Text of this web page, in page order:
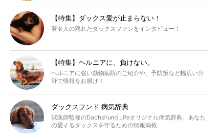
【特集】ダックス愛が止まらない！
著名人の隠れたダックスファンをインタビュー！
【特集】ヘルニアに、負けない。
ヘルニアに強い動物病院のご紹介や、予防策など幅広い分
野で情報をお届け！
ダックスフンド 病気辞典
獣医師監修のDachshund Lifeオリジナル病気辞典。あなた
の愛するダックスを守るための情報満載